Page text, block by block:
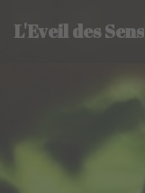
L'Eveil des Sens